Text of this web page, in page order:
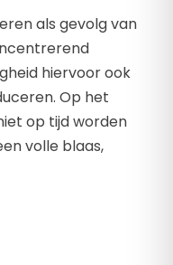
als gevolg van
hiervoor ook
Op het
op tijd worden
volle blaas,